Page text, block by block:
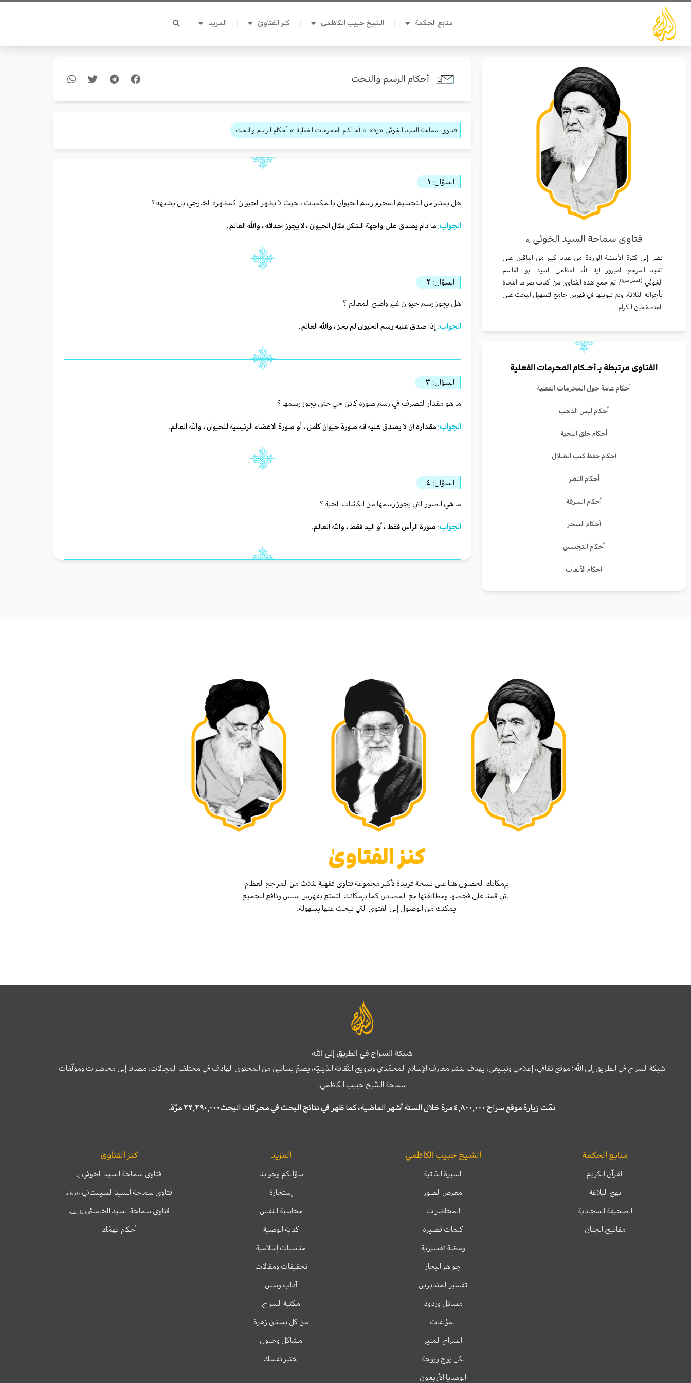
تخطي
المحتوى
منابع الحكمة الشيخ حبيب الكاظمي كنز الفتاوىٰ المزيد
فتاوى سماحة السيد الخوئيره
نظرا إلى كثرة الأسئلة الواردة من عدد كبير من الباقين على
تقليد المرجع المبرور آية الله العظمى السيد ابو القاسم
الخوئي (قدس سره)، تم جمع هذه الفتاوى من كتاب صراط النجاة
بأجزائه الثلاثة، وتم تبويبها في فهرس جامع لتسهيل البحث على
المتصفحين الكرام.
الفتاوى مرتبطة بـأحــكام المحرمات الفعلية
أحكام عامة حول المحرمات الفعلية
أحكام لبس الذهب
أحكام حلق اللحية
أحكام حفظ كتب الضلال
أحكام النظر
أحكام السرقة
أحكام السحر
أحكام التجسس
أحكام الألعاب
أحكام الرسم والنحت
فتاوى سماحة السيد الخوئي «ره» » أحــكام المحرمات الفعلية » أحكام الرسم والنحت
السؤال: ١
هل يعتبر من التجسيم المحرم رسم الحيوان بالمكعبات ، حيث لا يظهر الحيوان كمظهره الخارجي بل يشبهه ؟
الجواب: ما دام يصدق على واجهة الشكل مثال الحيوان ، لا يجوز احداثه ، والله العالم.
السؤال: ٢
هل يجوز رسم حيوان غير واضح المعالم ؟
الجواب: إذا صدق عليه رسم الحيوان لم يجز ، والله العالم.
السؤال: ٣
ما هو مقدار التصرف في رسم صورة كائن حي حتى يجوز رسمها ؟
الجواب: مقداره أن لا يصدق عليه أنه صورة حيوان كامل ، أو صورة الاعضاء الرئيسية للحيوان ، والله العالم.
السؤال: ٤
ما هي الصور التي يجوز رسمها من الكائنات الحية ؟
الجواب: صورة الرأس فقط ، أو اليد فقط ، والله العالم.
كنز الفتاوىٰ
بإمكانك الحصول هنا على نسخة فريدة لأكبر مجموعة فتاوى فقهية لثلاث من المراجع العظام
التي قمنا على فحصها ومطابقتها مع المصادر، كما بإمكانك التمتع بفهرس سلس ونافع للجميع
يمكنك من الوصول إلى الفتوى التي تبحث عنها بسهولة.
شبكة السراج في الطريق إلى الله
شبكة السراج في الطريق إلى الله؛ موقع ثقافي، إعلامي وتبليغي، يهدف لنشر معارف الإسلام المحمّدي وترويج الثّقافة الدّينيّة، يضمّ بساتين من المحتوى الهادف في مختلف المجالات، مضافا إلى محاضرات ومؤلّفات
سماحة الشّيخ حبيب الكاظمي.
تمّت زيارة موقع سراج ٤,٨٠٠,٠٠٠ مرة خلال الستة أشهر الماضية، كما ظهر في نتائج البحث في محركات البحث٢٢,٢٩٠,٠٠٠ مرّة.
منابع الحكمة
القرآن الكريم
نهج البلاغة
الصحيفة السجادية
مفاتيح الجنان
الشيخ حبيب الكاظمي
السيرة الذاتية
معرض الصور
المحاضرات
كلمات قصيرة
ومضة تفسيرية
جواهر البحار
تفسير المتدبرين
مسائل وردود
المؤلفات
السراج المنير
لكل زوج وزوجة
الوصايا الأربعون
المزيد
سؤالكم وجوابنا
إستخارة
محاسبة النفس
كتابة الوصية
مناسبات إسلامية
تحقيقات ومقالات
آداب وسنن
مكتبة السراج
من كل بستان زهرة
مشاكل وحلول
اختبر نفسك
كنز الفتاوىٰ
فتاوى سماحة السيد الخوئي ره
فتاوى سماحة السيد السيستاني دام ظله
فتاوى سماحة السيد الخامنئيدام ظله
أحكام تهمّك